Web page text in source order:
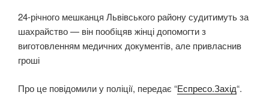
24-річного мешканця Львівського району судитимуть за
шахрайство — він пообіцяв жінці допомогти з
виготовленням медичних документів, але привласнив
гроші
Про це повідомили у поліції, передає “Еспресо.Захід“.